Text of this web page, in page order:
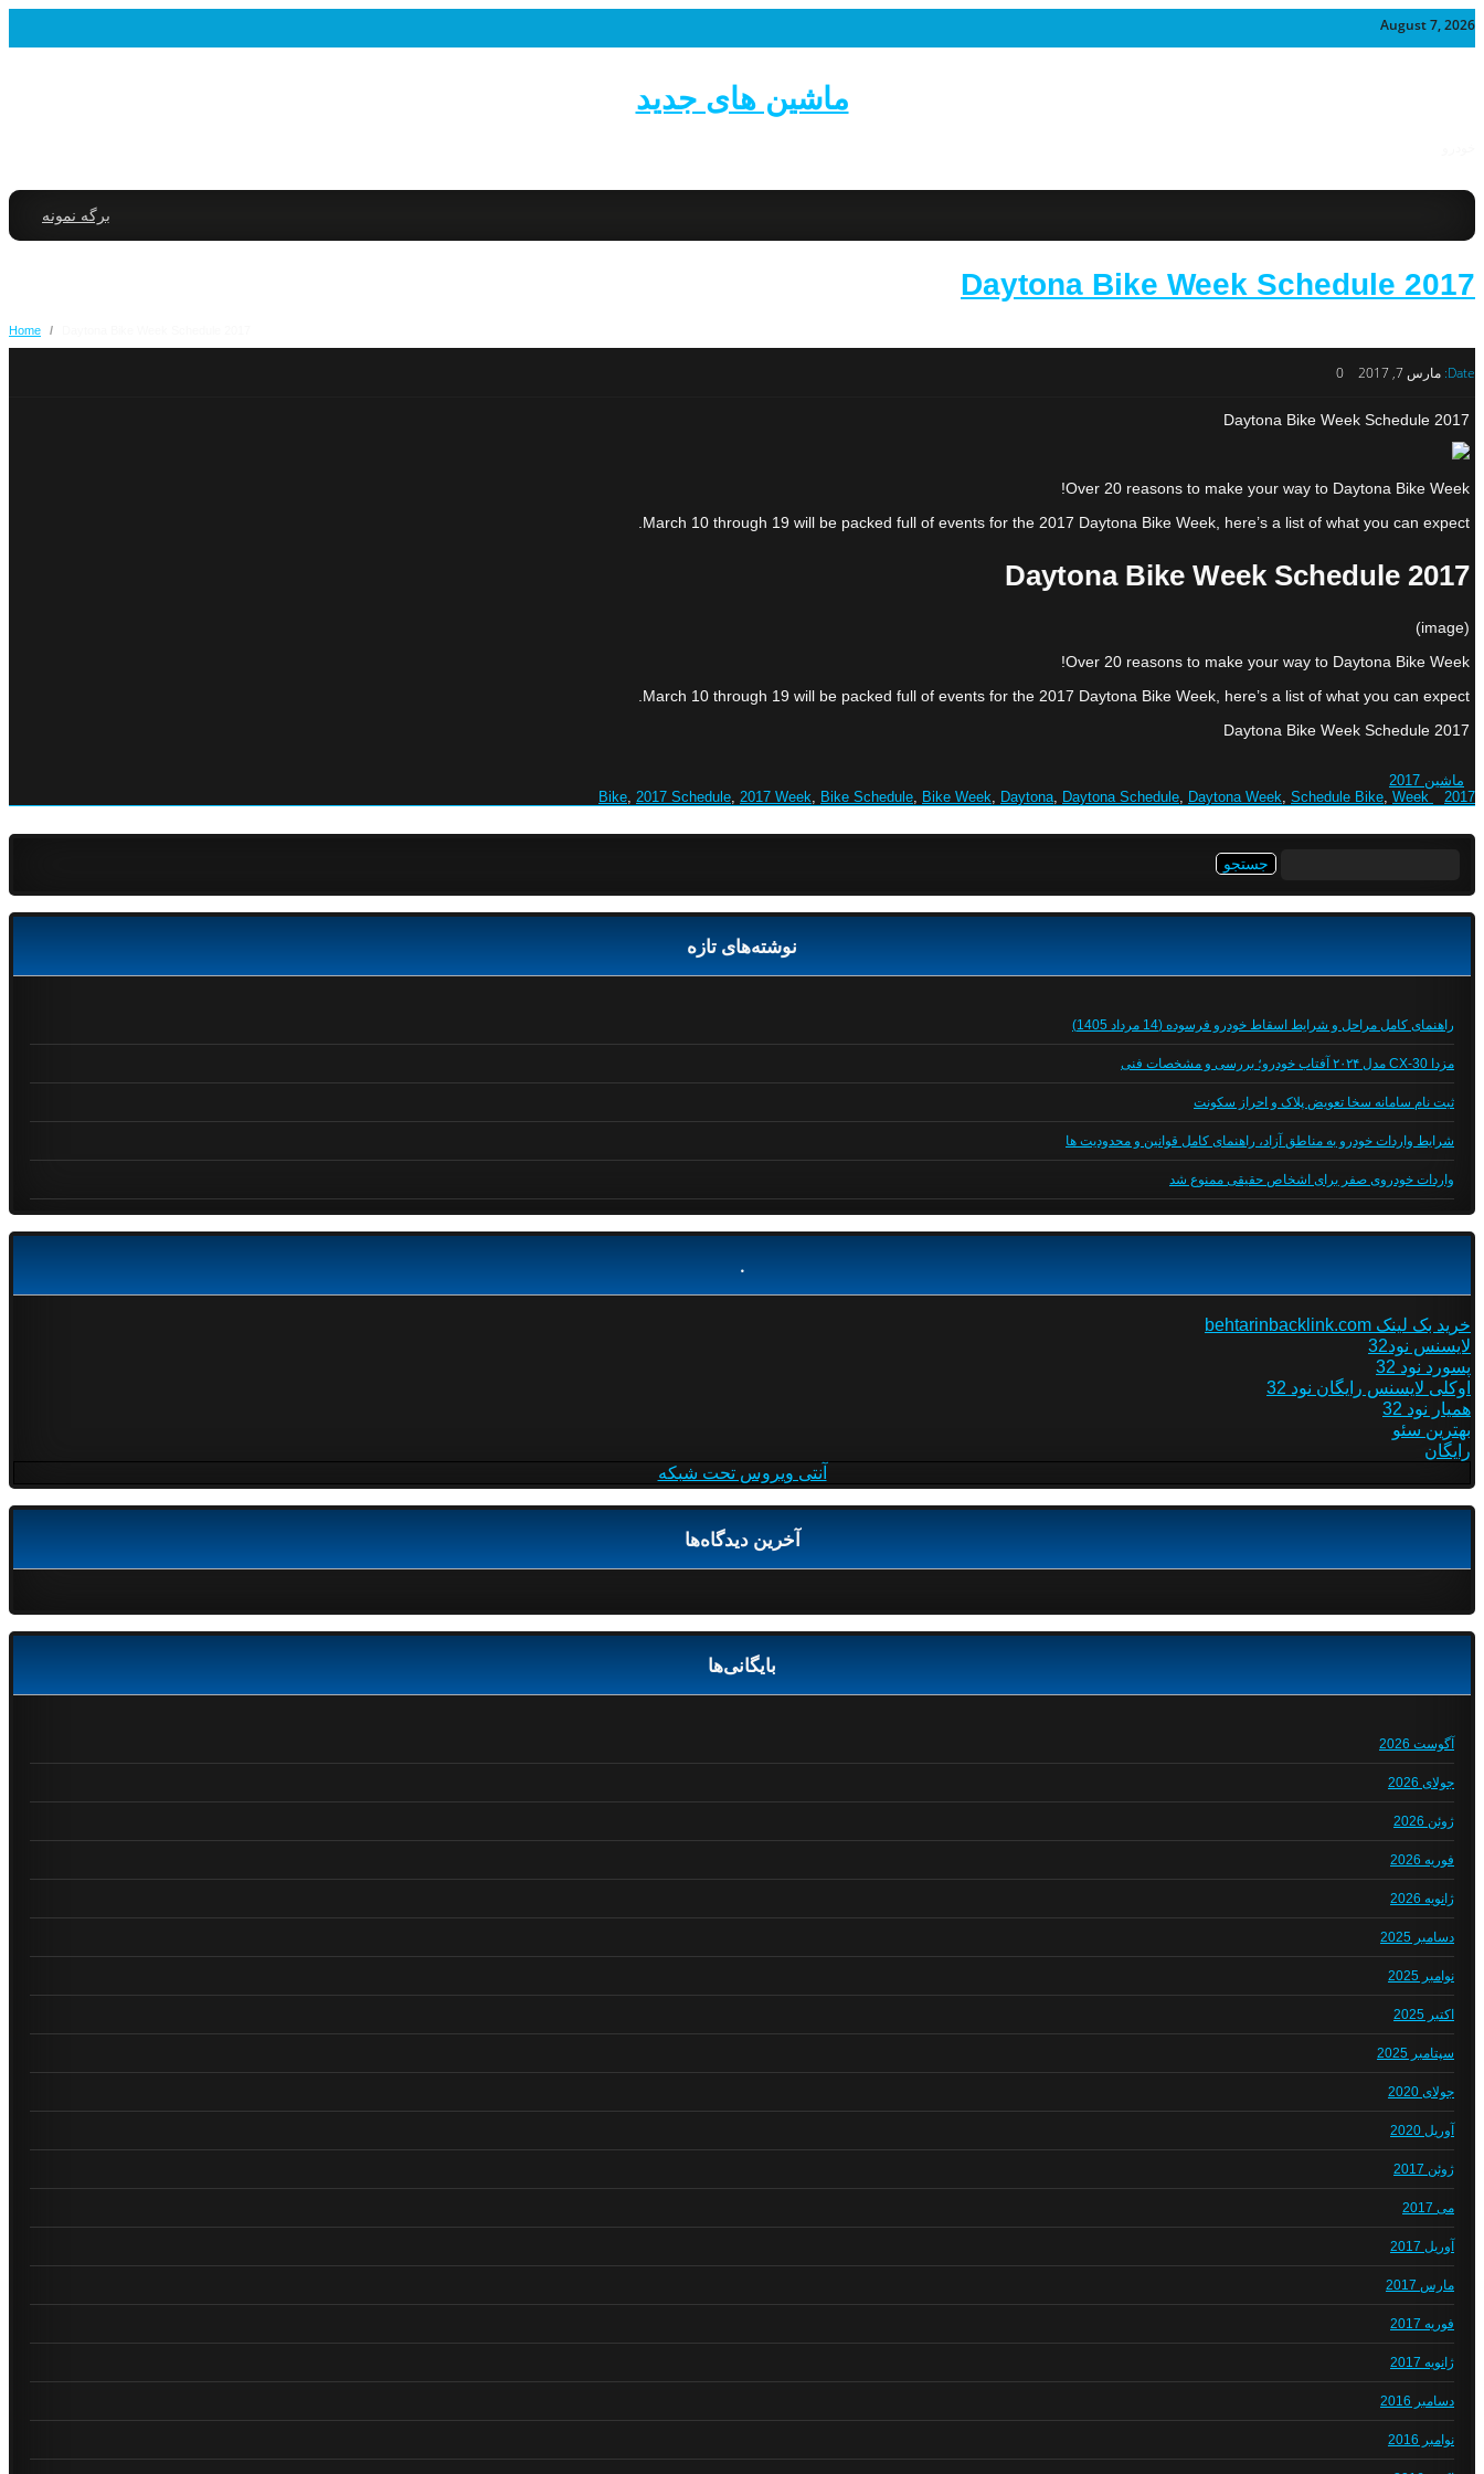
August 7, 2026
ماشین های جدید
برگه نمونه
2017 Daytona Bike Week Schedule
Home /
Date: مارس 7, 2017 0
2017 Daytona Bike Week Schedule
Over 20 reasons to make your way to Daytona Bike Week!
March 10 through 19 will be packed full of events for the 2017 Daytona Bike Week, here’s a list of what you can expect.
2017 Daytona Bike Week Schedule
(image)
Over 20 reasons to make your way to Daytona Bike Week!
March 10 through 19 will be packed full of events for the 2017 Daytona Bike Week, here’s a list of what you can expect.
2017 Daytona Bike Week Schedule
ماشین 2017
2017 Bike
, 2017 Schedule, 2017 Week, Bike Schedule, Bike Week, Daytona, Daytona Schedule, Daytona Week, Schedule Bike, Week
نوشته‌های تازه
راهنمای کامل مراحل و شرایط اسقاط خودرو فرسوده (14 مرداد 1405)
مزدا CX-30 مدل ۲۰۲۴ آفتاب خودرو؛ بررسی و مشخصات فنی
ثبت نام سامانه سخا تعویض پلاک و احراز سکونت
شرایط واردات خودرو به مناطق آزاد، راهنمای کامل قوانین و محدودیت ها
واردات خودروی صفر برای اشخاص حقیقی ممنوع شد
.
خرید بک لینک behtarinbacklink.com
لایسنس نود32
پسورد نود 32
اوکلی لایسنس رایگان نود 32
همیار نود 32
بهترین سئو
رایگان
آنتی ویروس تحت شبکه
آخرین دیدگاه‌ها
بایگانی‌ها
آگوست 2026
جولای 2026
ژوئن 2026
فوریه 2026
ژانویه 2026
دسامبر 2025
نوامبر 2025
اکتبر 2025
سپتامبر 2025
جولای 2020
آوریل 2020
ژوئن 2017
می 2017
آوریل 2017
مارس 2017
فوریه 2017
ژانویه 2017
دسامبر 2016
نوامبر 2016